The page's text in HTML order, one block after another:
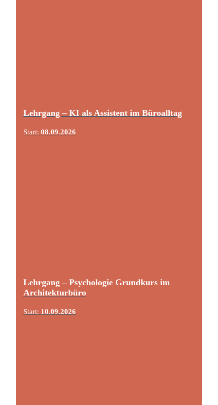
Lehrgang – KI als Assistent im Büroalltag
Start: 08.09.2026
Lehrgang – Psychologie Grundkurs im
Architekturbüro
Start: 10.09.2026